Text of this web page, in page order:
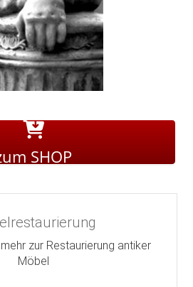
SHOP
zur Restaurierung antiker
Möbel